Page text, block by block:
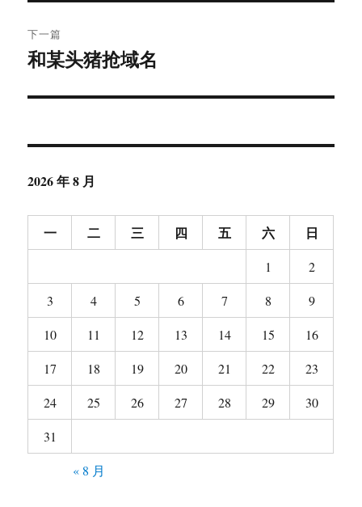
航
文
章：
下一篇
下
文
和某头猪抢域名
2026 年 8 月
一 二 三 四 五 六 日
1
2
3
4 5 6 7 8
9
10
11 12 13 14 15
16
17
18 19 20 21 22
23
24
25 26 27 28 29
30
31
« 8 月